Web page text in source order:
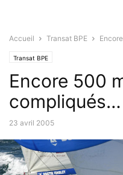
Accueil Transat BPE
Transat BPE
Encore 500
compliqués…
23 avril 2005